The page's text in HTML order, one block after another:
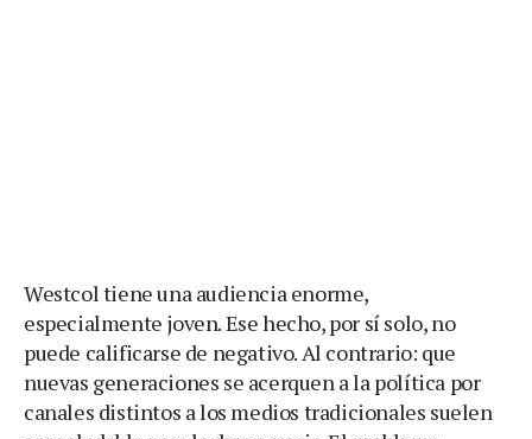
Westcol tiene una audiencia enorme,
especialmente joven. Ese hecho, por sí solo, no
puede calificarse de negativo. Al contrario: que
nuevas generaciones se acerquen a la política por
canales distintos a los medios tradicionales suelen